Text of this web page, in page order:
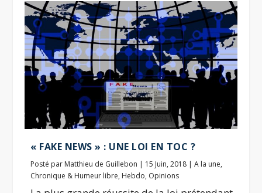
« FAKE NEWS » : UNE LOI EN TOC ?
Posté par Matthieu de Guillebon | 15 Juin, 2018 |A la une,
Chronique & Humeur libre, Hebdo, Opinions